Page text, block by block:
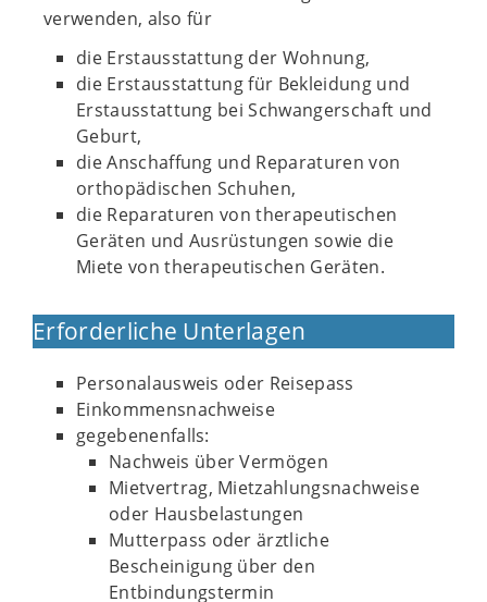
verwenden, also für
die Erstausstattung der Wohnung,
die Erstausstattung für Bekleidung und
Erstausstattung bei Schwangerschaft und
Geburt,
die Anschaffung und Reparaturen von
orthopädischen Schuhen,
die Reparaturen von therapeutischen
Geräten und Ausrüstungen sowie die
Miete von therapeutischen Geräten.
Erforderliche Unterlagen
Personalausweis oder Reisepass
Einkommensnachweise
gegebenenfalls:
Nachweis über Vermögen
Mietvertrag, Mietzahlungsnachweise
oder Hausbelastungen
Mutterpass oder ärztliche
Bescheinigung über den
Entbindungstermin